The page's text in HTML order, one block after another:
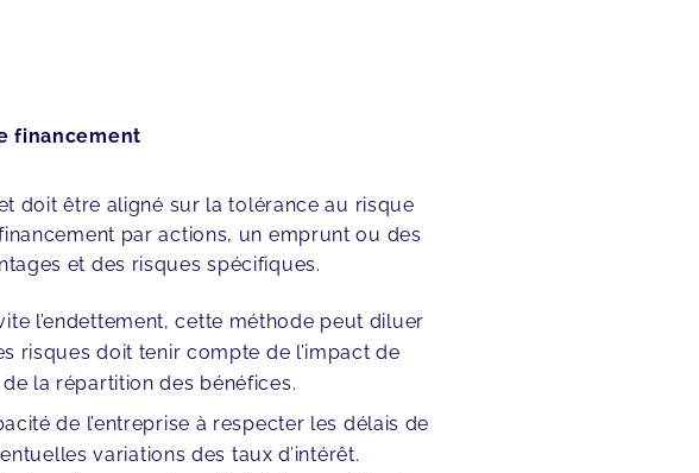
financement
doit être aligné sur la tolérance au risque
par actions, un emprunt ou des
et des risques spécifiques.
l’endettement, cette méthode peut diluer
risques doit tenir compte de l’impact de
la répartition des bénéfices.
de l’entreprise à respecter les délais de
variations des taux d’intérêt.